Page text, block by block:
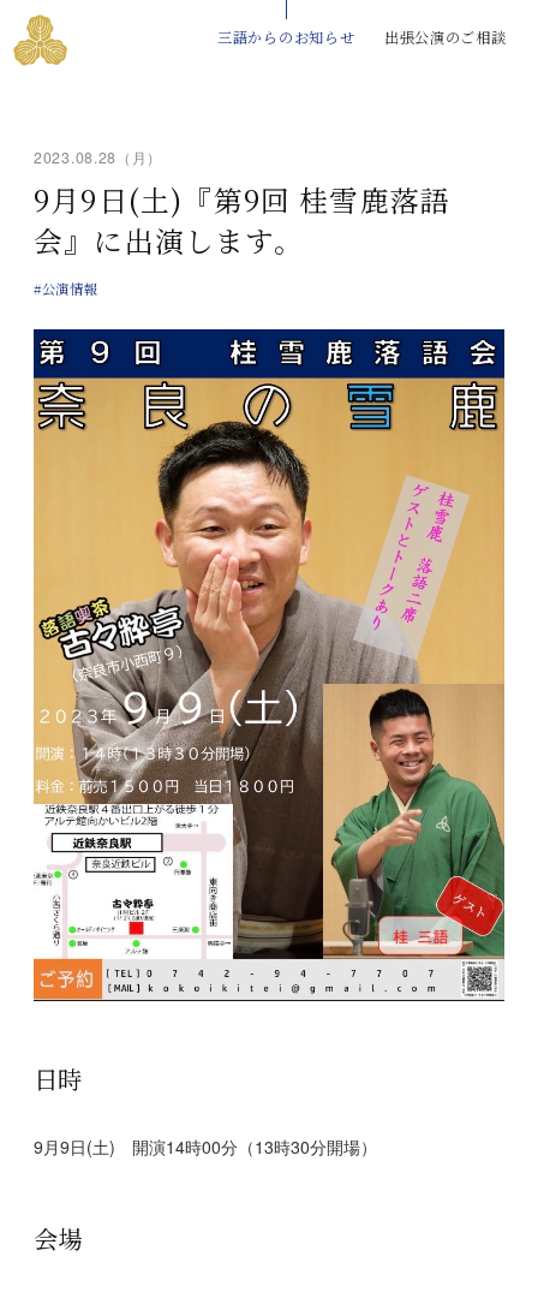
三語からのお知らせ 出張公演のご相談
2023.08.28（月）
9月9日(土)『第9回 桂雪鹿落語
会』に出演します。
#公演情報
日時
9月9日(土) 開演14時00分（13時30分開場）
会場